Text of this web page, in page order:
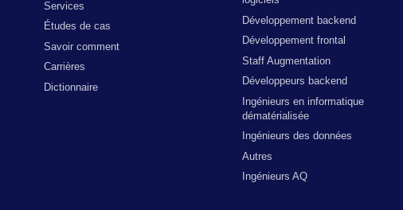
Services
Études de cas
Savoir comment
Carrières
Dictionnaire
Développement backend
Développement frontal
Staff Augmentation
Développeurs backend
Ingénieurs en informatique
dématérialisée
Ingénieurs des données
Autres
Ingénieurs AQ